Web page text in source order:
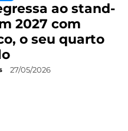
ao stand-
2027 com
o seu quarto
27/05/2026